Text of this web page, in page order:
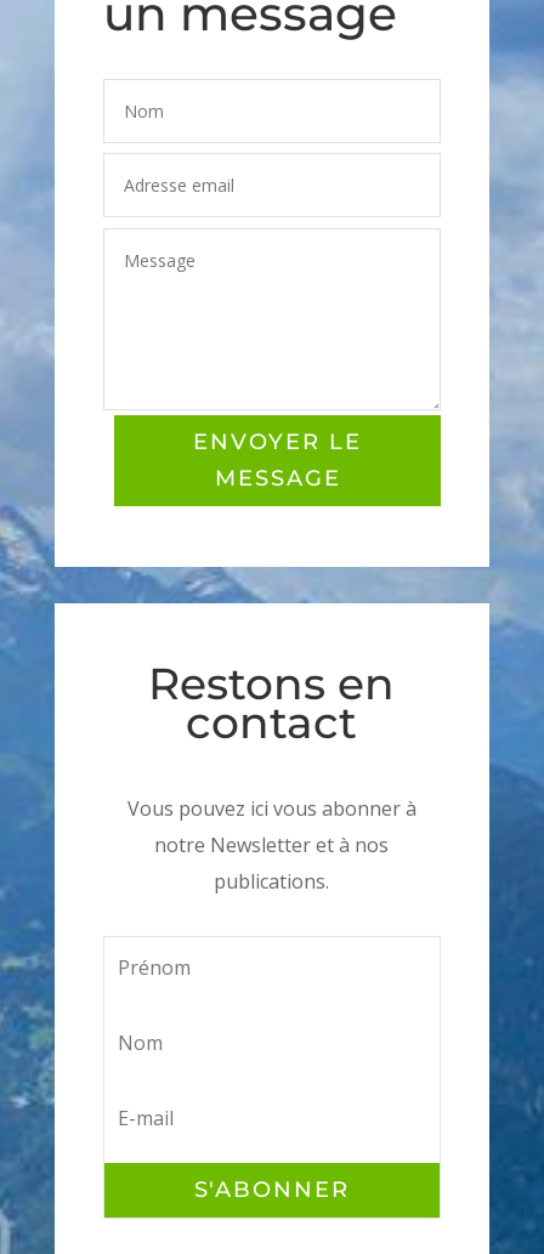
un message
ENVOYER LE
MESSAGE
Restons en
contact
Vous pouvez ici vous abonner à
notre Newsletter et à nos
publications.
S'ABONNER